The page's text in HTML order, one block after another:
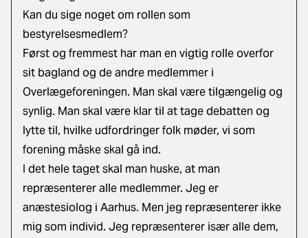
Kan du sige noget om rollen som
bestyrelsesmedlem?
Først og fremmest har man en vigtig rolle overfor
sit bagland og de andre medlemmer i
Overlægeforeningen. Man skal være tilgængelig og
synlig. Man skal være klar til at tage debatten og
lytte til, hvilke udfordringer folk møder, vi som
forening måske skal gå ind.
I det hele taget skal man huske, at man
repræsenterer alle medlemmer. Jeg er
anæstesiolog i Aarhus. Men jeg repræsenterer ikke
mig som individ. Jeg repræsenterer især alle dem,